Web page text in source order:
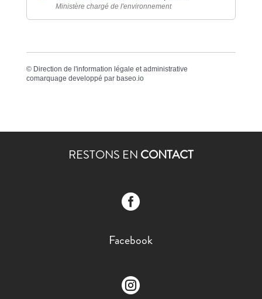
Ministère chargé de l'environnement
© Direction de l'information légale et administrative
comarquage developpé par baseo.io
RESTONS EN CONTACT

Facebook
